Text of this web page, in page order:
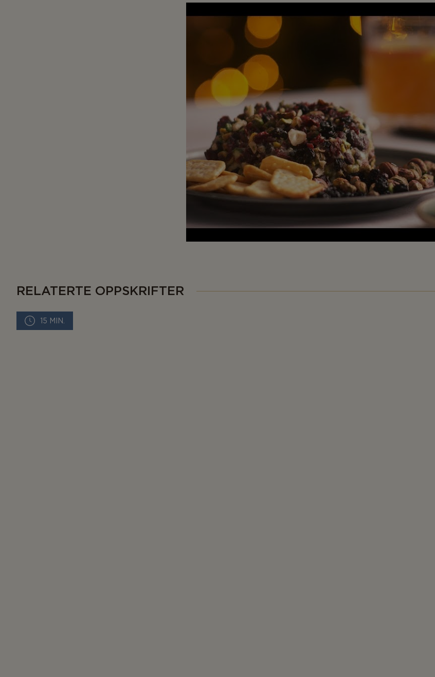
RELATERTE OPPSKRIFTER
15 MIN.